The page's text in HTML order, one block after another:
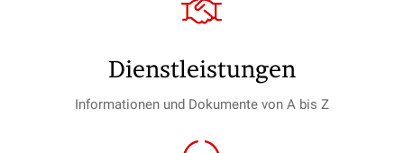
Dienst­leistungen
Informationen und Dokumente von A bis Z